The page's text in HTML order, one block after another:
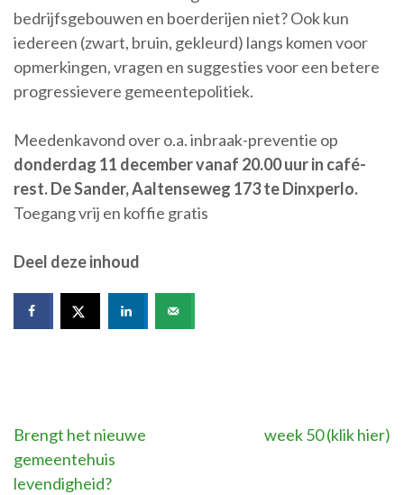
bedrijfsgebouwen en boerderijen niet? Ook kun
iedereen (zwart, bruin, gekleurd) langs komen voor
opmerkingen, vragen en suggesties voor een betere
progressievere gemeentepolitiek.
Meedenkavond over o.a. inbraak-preventie op
donderdag 11 december vanaf 20.00 uur in café-
rest. De Sander, Aaltenseweg 173 te Dinxperlo.
Toegang vrij en koffie gratis
Deel deze inhoud
Bericht
navigatie
Brengt het nieuwe
gemeentehuis
levendigheid?
week 50 (klik hier)